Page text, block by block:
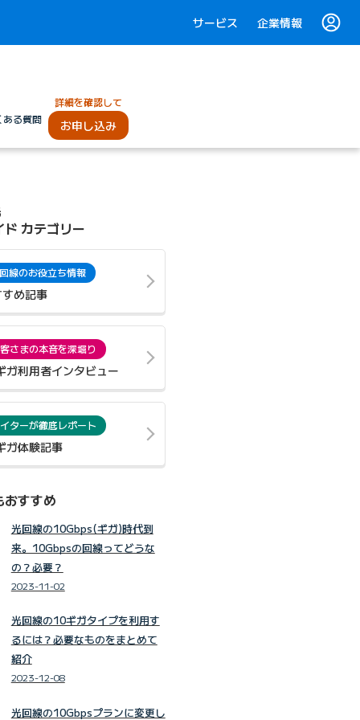
サービス 企業情報
ある質問
詳細を確認して
お申し込み
ド カテゴリー
線のお役立ち情報
め記事
さまの本音を深堀り
ガ利用者インタビュー
ターが徹底レポート
ガ体験記事
おすすめ
光回線の10Gbps(ギガ)時代到
来。10Gbpsの回線ってどうな
の？必要？
2023-11-02
光回線の10ギガタイプを利用す
るには？必要なものをまとめて
紹介
2023-12-08
光回線の10Gbpsプランに変更し